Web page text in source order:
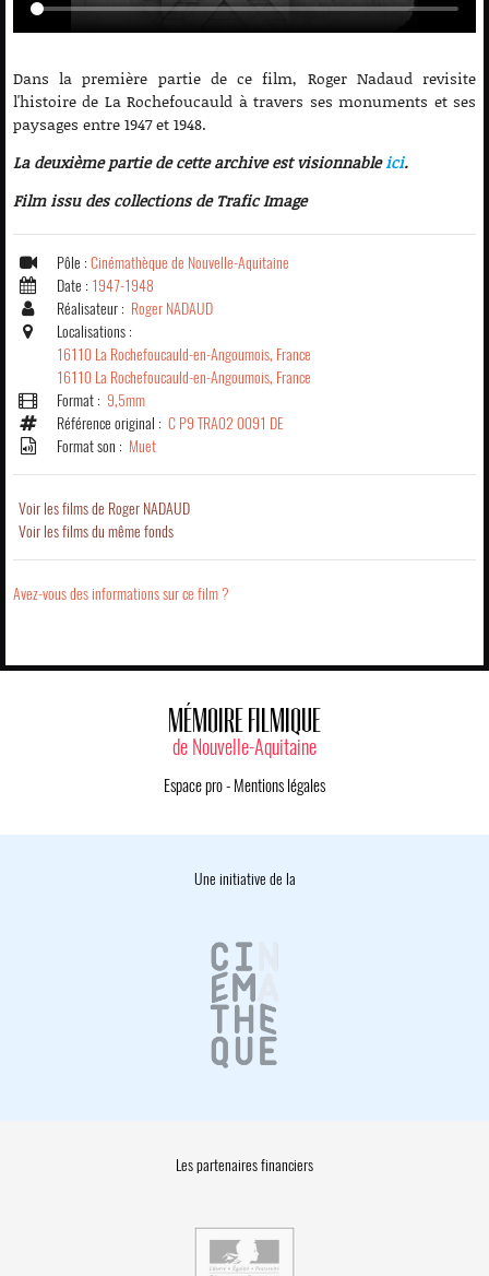
Dans la première partie de ce film, Roger Nadaud revisite
l'histoire de La Rochefoucauld à travers ses monuments et ses
paysages entre 1947 et 1948.
La deuxième partie de cette archive est visionnableici.
Film issu des collections de Trafic Image
Pôle : Cinémathèque de Nouvelle-Aquitaine
Date : 1947-1948
Réalisateur : Roger NADAUD
Localisations :
16110 La Rochefoucauld-en-Angoumois, France
16110 La Rochefoucauld-en-Angoumois, France
Format : 9,5mm
Référence original : C P9 TRA02 0091 DE
Format son : Muet
Voir les films de Roger NADAUD
Voir les films du même fonds
Avez-vous des informations sur ce film ?
MÉMOIRE FILMIQUE
de Nouvelle-Aquitaine
Espace pro- Mentions légales
Une initiative de la
Les partenaires financiers